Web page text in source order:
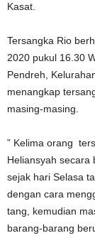
Kasat.
Tersangka Rio
2020 pukul 16.30
Pendreh,
menangkap
masing-masing.
” Kelima orang
Heliansyah secara
sejak hari Selasa
dengan cara
tang, kemudian
barang-barang